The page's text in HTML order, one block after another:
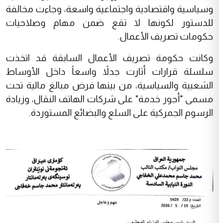
وسياسية واقتصادية واجتماعية واسعة، وجاءت مخالفة
للدستور لكونها لا تقع ضمن مهام وصلاحيات
حكومات تصريف الأعمال.
وكانت حكومة تصريف الأعمال السابقة قد اتخذت
سلسلة قرارات أثارت جدلاً واسعاً داخل الأوساط
الشعبية والسياسية، من بينها فرض مبالغ مالية تحت
مسمى "أجور خدمة" على شركات الهاتف النقال، وزيادة
الرسوم الجمركية على السلع والبضائع المستوردة.